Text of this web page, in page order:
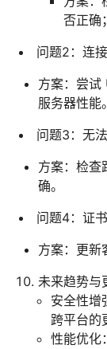
否正确
问题2：连
方案：尝试
服务器性能。
问题3：无
方案：检查
确。
问题4：证
方案：更新
未来趋势与
安全性增
跨平台的
性能优化